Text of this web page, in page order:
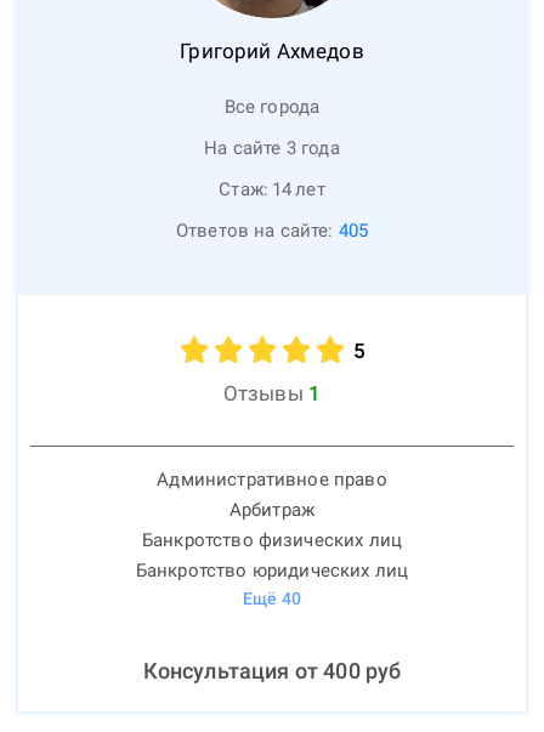
Григорий Ахмедов
Все города
На сайте 3 года
Стаж: 14лет
Ответов на сайте: 405
5
Отзывы 1
Административное право
Арбитраж
Банкротство физических лиц
Банкротство юридических лиц
Ещё 40
Консультация от400руб